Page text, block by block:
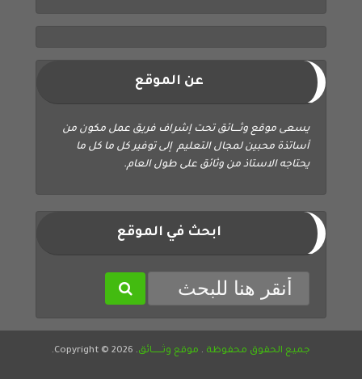
عن الموقع
يسعى موقع وثــــائق تحت إشراف فريق عمل مكون من
أساتذة محبين لمجال التعليم إلى توفير كل ما كل ما
يحتاجه الاستاذ من وثائق على طول العام.
ابحث في الموقع
جميع الحقوق محفوظة . موقع وثــــــائق. Copyright © 2026.